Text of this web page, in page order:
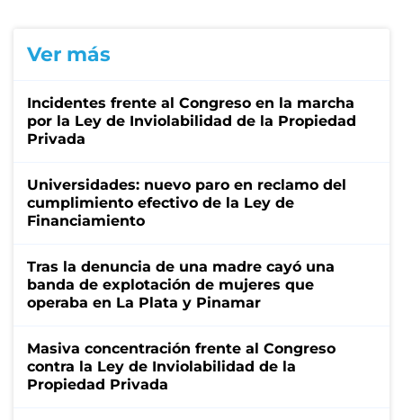
Ver más
Incidentes frente al Congreso en la marcha
por la Ley de Inviolabilidad de la Propiedad
Privada
Universidades: nuevo paro en reclamo del
cumplimiento efectivo de la Ley de
Financiamiento
Tras la denuncia de una madre cayó una
banda de explotación de mujeres que
operaba en La Plata y Pinamar
Masiva concentración frente al Congreso
contra la Ley de Inviolabilidad de la
Propiedad Privada